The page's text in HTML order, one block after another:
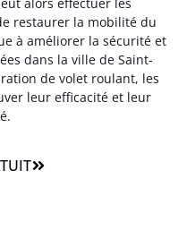
restaurer la mobilité du
à améliorer la sécurité et
dans la ville de Saint-
de volet roulant, les
leur efficacité et leur